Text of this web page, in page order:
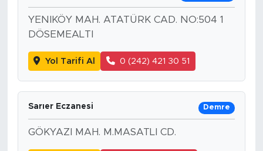
YENIKÖY MAH. ATATÜRK CAD. NO:504 1
DÖSEMEALTI
Yol Tarifi Al 0 (242) 421 30 51
Sarıer Eczanesi Demre
GÖKYAZI MAH. M.MASATLI CD.